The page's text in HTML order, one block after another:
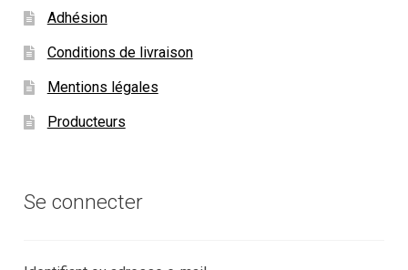
Adhésion
Conditions de livraison
Mentions légales
Producteurs
Se connecter